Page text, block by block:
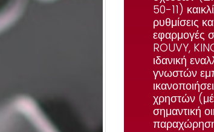
50-11) και
ρυθμίσεις
εφαρμογές
ROUVY,
ιδανική
γνωστών
χρηστών (
σημαντική